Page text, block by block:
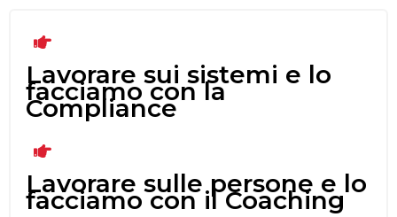
Lavorare sui sistemi e lo
facciamo con la
Compliance
Lavorare sulle persone e lo
facciamo con il Coaching